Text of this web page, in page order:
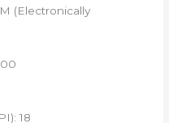
(Electronically
18